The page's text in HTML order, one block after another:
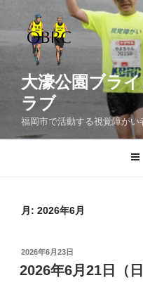
テ
ッ
大濠公園ブラ
ラブ
福岡市で活動する視覚障が
月: 2026年6月
投
稿
日:
2026年6月23日
2026年6月21日（日